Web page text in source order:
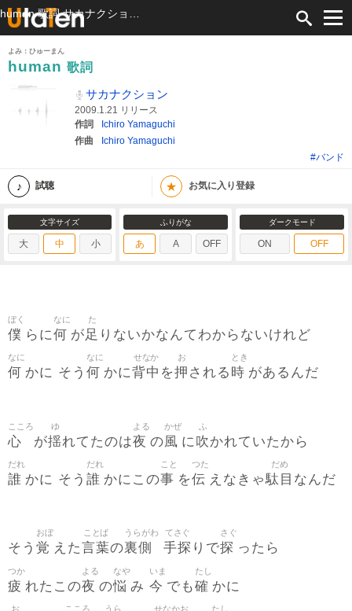
よみ：ひゅーまん
human 歌詞
サカナクション
2009.1.21 リリース
作詞
Ichiro Yamaguchi
作曲
Ichiro Yamaguchi
#バンド
試聴 ★ お気に入り登録
文字サイズ
大 中 小
ふりがな
あ A OFF
ダークモード
ON OFF
僕
ぼく
らに何
なに
が足
た
りないかなんてわからないけれど
何
なに
かに そう 何
なに
かに背中
せなか
を押
お
される 時
とき
があるんだ
心
こころ
が揺
ゆ
れてたのは夜
よる
の風
かぜ
に吹
ふ
かれていたから
誰
だれ
かに そう 誰
だれ
かにこの事
こと
を伝
つた
えなきゃ駄目
だめ
なんだ
そう 覚
おぼ
えた言葉
ことば
の裏側
うらがわ
手探
てさぐ
りで探
さぐ
ったら
疲
つか
れたこの夜
よる
の悩
なや
み 今
いま
でも確
たし
かに
お こころ うら せなかお たし